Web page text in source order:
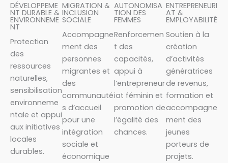
DÉVELOPPEME
NT DURABLE &
ENVIRONNEME
NT
Protection
des
ressources
naturelles,
sensibilisation
environneme
ntale et appui
aux initiatives
locales
durables.
MIGRATION &
INCLUSION
SOCIALE
Accompagne
ment des
personnes
migrantes et
des
communauté
s d’accueil
pour une
intégration
sociale et
économique
AUTONOMISA
TION DES
FEMMES
Renforcemen
t des
capacités,
appui à
l’entrepreneur
iat féminin et
promotion de
l’égalité des
chances.
ENTREPRENEURI
AT &
EMPLOYABILITÉ
Soutien à la
création
d’activités
génératrices
de revenus,
formation et
accompagne
ment des
jeunes
porteurs de
projets.